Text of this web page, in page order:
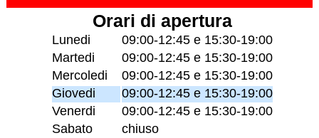
Orari di apertura
Lunedi
09:00-12:45 e 15:30-19:00
Martedi
09:00-12:45 e 15:30-19:00
Mercoledi
09:00-12:45 e 15:30-19:00
Giovedi
09:00-12:45 e 15:30-19:00
Venerdi
09:00-12:45 e 15:30-19:00
Sabato
chiuso